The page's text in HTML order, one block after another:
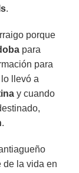
.
porque
para
para
llevó a
y cuando
.
de la vida en